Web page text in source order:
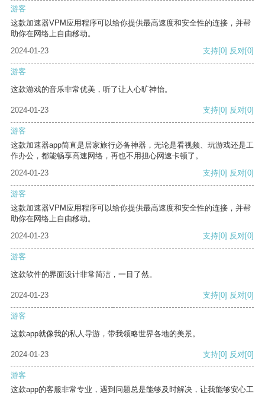
游客
这款加速器VPM应用程序可以给你提供最高速度和安全性的连接，并帮
助你在网络上自由移动。
2024-01-23
支持[0] 反对[0]
游客
这款游戏的音乐非常优美，听了让人心旷神怡。
2024-01-23 支持[0] 反对[0]
游客
这款加速器app简直是居家旅行必备神器，无论是看视频、玩游戏还是工
作办公，都能畅享高速网络，再也不用担心网速卡顿了。
2024-01-23
支持[0] 反对[0]
游客
这款加速器VPM应用程序可以给你提供最高速度和安全性的连接，并帮
助你在网络上自由移动。
2024-01-23
支持[0] 反对[0]
游客
这款软件的界面设计非常简洁，一目了然。
2024-01-23 支持[0] 反对[0]
游客
这款app就像我的私人导游，带我领略世界各地的美景。
2024-01-23 支持[0] 反对[0]
游客
这款app的客服非常专业，遇到问题总是能够及时解决，让我能够安心工